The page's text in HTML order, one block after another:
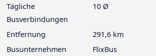
Tägliche
Busverbindungen
10 Ø
Entfernung
291,6 km
Busunternehmen
FlixBus